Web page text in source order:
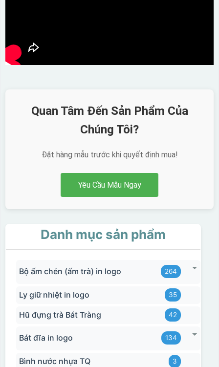
Hộp xi ly sứ
Quan Tâm Đến Sản Phẩm Của
Chúng Tôi?
Đặt hàng mẫu trước khi quyết định mua!
Yêu Cầu Mẫu Ngay
Danh mục sản phẩm
Bộ ấm chén (ấm trà) in logo 264
Ly giữ nhiệt in logo 35
Hũ đựng trà Bát Tràng 42
Bát đĩa in logo 134
Bình nước nhựa TQ 3